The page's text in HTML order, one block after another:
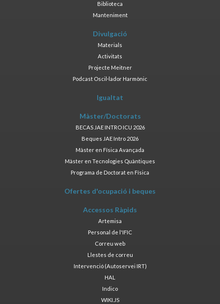
Biblioteca
Manteniment
Divulgació
Materials
Activitats
Projecte Meitner
Podcast Oscil·lador Harmònic
Igualtat
Màster/Doctorats
BECAS JAE INTRO ICU 2026
Beques JAE Intro 2026
Màster en Física Avançada
Màster en Tecnologies Quàntiques
Programa de Doctorat en Física
Ofertes d'ocupació i beques
Accessos Ràpids
Artemisa
Personal de l'IFIC
Correu web
Llestes de correu
Intervenció (Autoservei IRT)
HAL
Indico
WIKI.JS